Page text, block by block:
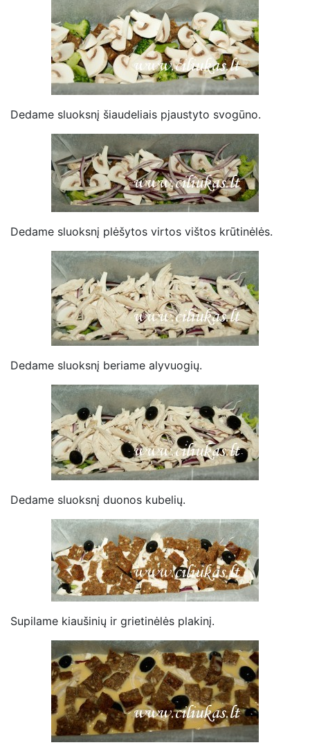
Dedame sluoksnį šiaudeliais pjaustyto svogūno.
Dedame sluoksnį plėšytos virtos vištos krūtinėlės.
Dedame sluoksnį beriame alyvuogių.
Dedame sluoksnį duonos kubelių.
Supilame kiaušinių ir grietinėlės plakinį.